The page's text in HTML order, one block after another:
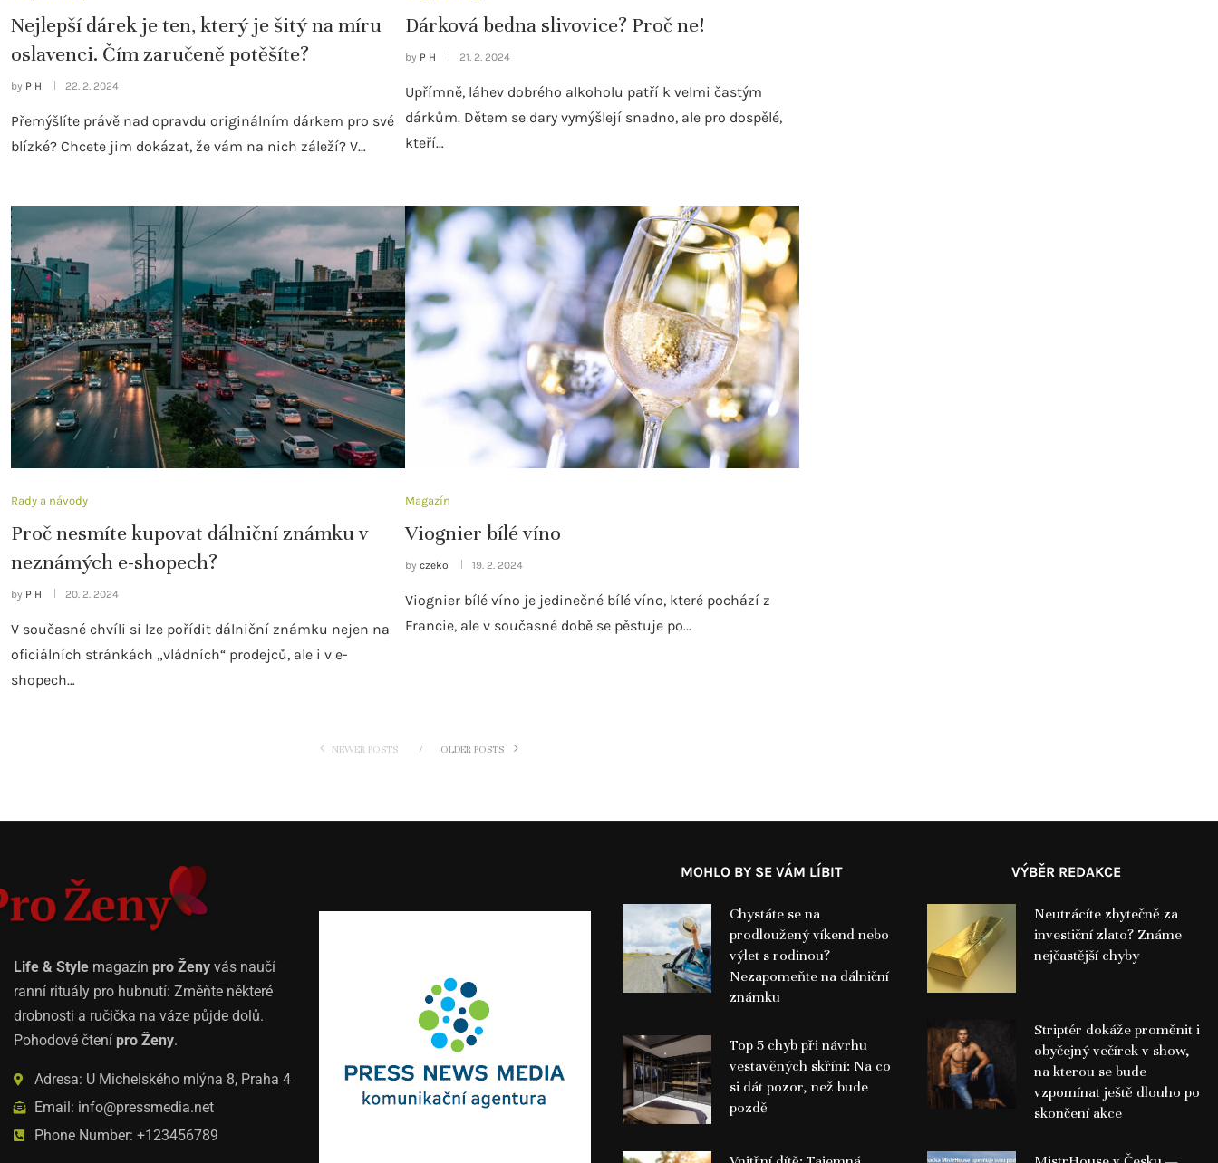
Nejlepší dárek je ten, který je šitý na míru
oslavenci. Čím zaručeně potěšíte?
by P H 22. 2. 2024
Přemýšlíte právě nad opravdu originálním dárkem pro své
blízké? Chcete jim dokázat, že vám na nich záleží? V…
Dárková bedna slivovice? Proč ne!
by P H 21. 2. 2024
Upřímně, láhev dobrého alkoholu patří k velmi častým
dárkům. Dětem se dary vymýšlejí snadno, ale pro dospělé,
kteří…
Rady a návody
Proč nesmíte kupovat dálniční známku v
neznámých e-shopech?
by P H 20. 2. 2024
V současné chvíli si lze pořídit dálniční známku nejen na
oficiálních stránkách „vládních“ prodejců, ale i v e-
shopech…
Magazín
Viognier bílé víno
by czeko 19. 2. 2024
Viognier bílé víno je jedinečné bílé víno, které pochází z
Francie, ale v současné době se pěstuje po…
NEWER POSTS OLDER POSTS
Life & Style magazín pro Ženy vás naučí
ranní rituály pro hubnutí: Změňte některé
drobnosti a ručička na váze půjde dolů.
Pohodové čtení pro Ženy.
Adresa: U Michelského mlýna 8, Praha 4
Email: info@pressmedia.net
Phone Number: +123456789
MOHLO BY SE VÁM LÍBIT
Chystáte se na
prodloužený víkend nebo
výlet s rodinou?
Nezapomeňte na dálniční
známku
Top 5 chyb při návrhu
vestavěných skříní: Na co
si dát pozor, než bude
pozdě
VÝBĚR REDAKCE
Neutrácíte zbytečně za
investiční zlato? Známe
nejčastější chyby
Striptér dokáže proměnit i
obyčejný večírek v show,
na kterou se bude
vzpomínat ještě dlouho po
skončení akce